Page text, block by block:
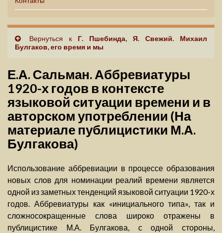
Вернуться к Г. Пшебинда, Я. Свежий. Михаил
Булгаков, его время и мы
Е.А. Сальман. Аббревиатуры
1920-х годов в контексте
языковой ситуации времени и в
авторском употреблении (На
материале публицистики М.А.
Булгакова)
Использование аббревиации в процессе образования
новых слов для номинации реалий времени является
одной из заметных тенденций языковой ситуации 1920-х
годов. Аббревиатуры как «инициального типа», так и
сложносокращенные слова широко отражены в
публицистике М.А. Булгакова, с одной стороны,